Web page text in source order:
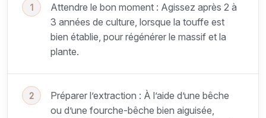
Attendre le bon moment : Agissez après 2 à
3 années de culture, lorsque la touffe est
bien établie, pour régénérer le massif et la
plante.
Préparer l’extraction : À l’aide d’une bêche
ou d’une fourche-bêche bien aiguisée,